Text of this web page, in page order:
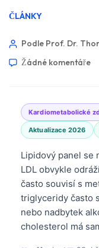
ČLÁNKY
Podle Prof. Dr.
Žádné komentáře
Kardiometabolické
Aktualizace 2026
Lipidový panel se
LDL obvykle
často souvisí s
triglyceridy často
nebo nadbytek
cholesterol má